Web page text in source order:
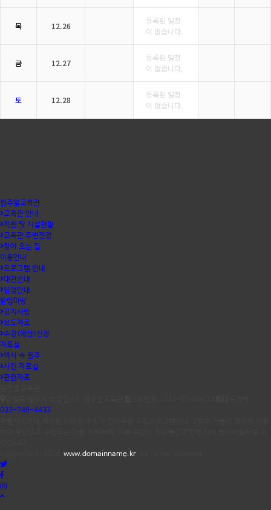
목 12.26
등록된 일정
이 없습니다.
금 12.27
등록된 일정
이 없습니다.
토 12.28
등록된 일정
이 없습니다.
원주얼교육관
교육관 안내
직원 및 시설현황
교육관 주변전경
찾아 오는 길
이용안내
프로그램 안내
대관안내
일정안내
알림마당
공지사항
보도자료
수강(체험)신청
자료실
역사 속 원주
사진 자료실
관련자료
033-748-4433
www.domainname.kr